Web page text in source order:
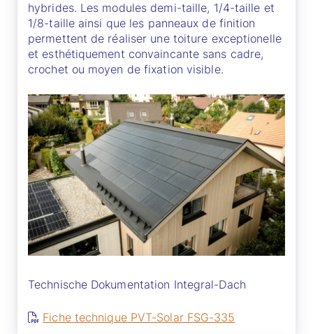
hybrides. Les modules demi-taille, 1/4-taille et
1/8-taille ainsi que les panneaux de finition
permettent de réaliser une toiture exceptionelle
et esthétiquement convaincante sans cadre,
crochet ou moyen de fixation visible.
Technische Dokumentation Integral-Dach
Fiche technique PVT-Solar FSG-335